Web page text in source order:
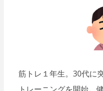
筋トレ１年生。30代に
トレーニングを開始。